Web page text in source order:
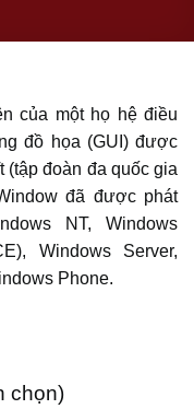
của một họ hệ điều
đồ họa (GUI) được
(tập đoàn đa quốc gia
đã được phát
NT, Windows
Windows Server,
Phone.
chọn)